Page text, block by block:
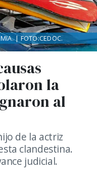
la
al
de la actriz
clandestina.
judicial.
| FOTO:CEDOC.